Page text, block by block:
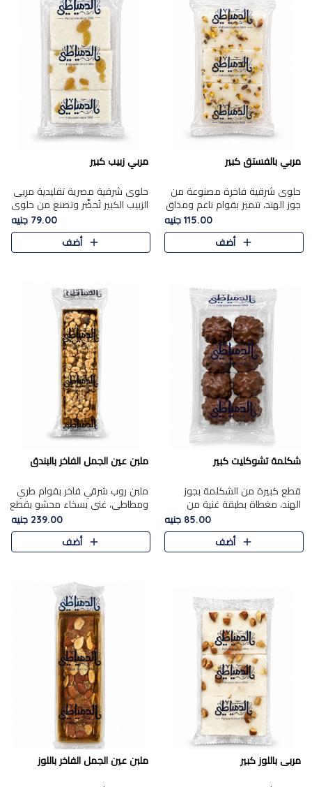
مربي بالفستق كبير
حلوى شرقية فاخرة مصنوعة من
جوز الهند، تتميز بقوام ناعم ومذاق
غني، وتزين بقطع من الفستق
الفاخر التي تضيف عليها قرمشة
115.00 جنيه
أضف
مربي زبيب كبير
حلوى شرقية مصرية تقليدية مربى
الزبيب الكبير تُحضَّر وتصنع من حلوي
جوز الهند باسد بقوام طري ومذاق
غني، وتُزين وتغطا بحبات الزبيب
الذهبي التي ..
79.00 جنيه
أضف
شكلمة تشوكليت كبير
قطع كبيرة من الشكلمة بجوز
الهند، مغطاة بطبقة غنية من
الشوكولاتة الفاخرة لتجمع بين
القوام الطري من الداخل مركز جوز
الهند المطاطي والمذاق الغن..
85.00 جنيه
أضف
ملبن عين الجمل الفاخر بالبندق
ملبن روب شرقي فاخر بقوام طري
ومطاطي، غني بسخاء محشو بقطع
عين الجمل والبندق المحمص التي
تضيف قرمشة مميزة مُرضية
ونكهة جوزية غنية في كل
239.00 جنيه
أضف
مربى باللوز كبير ملبن عين الجمل الفاخر باللوز